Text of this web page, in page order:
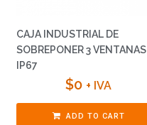
CAJA INDUSTRIAL DE
SOBREPONER 3 VENTANAS
IP67
$0 + IVA
ADD TO CART